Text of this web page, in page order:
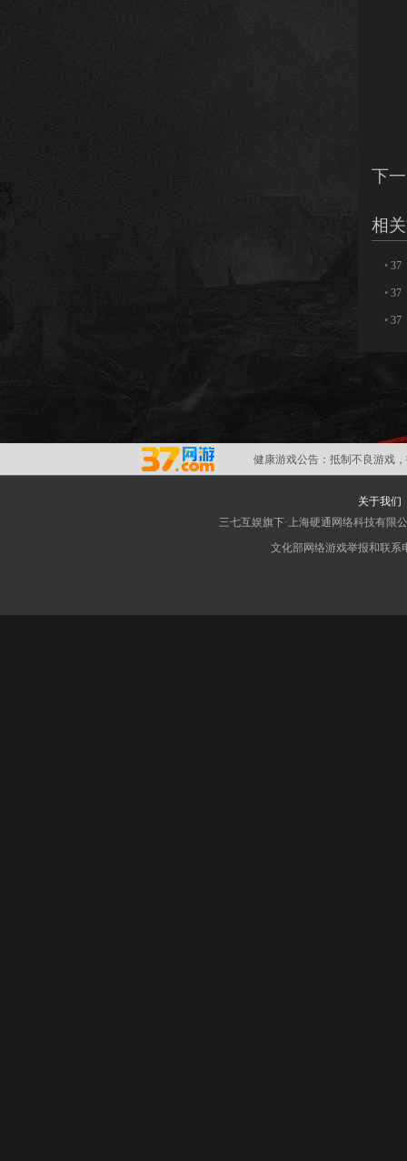
下
相
• 37
• 37
• 37
健康游戏公告： 抵制不良游戏
关于我们
三七互娱旗下·上海硬通网络科技有限
文化部网络游戏举报和联系